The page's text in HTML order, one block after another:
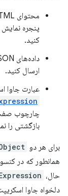
پنجره نمایش
کنید.
داده‌های JSON. یک شیء JSON را به
ارسال کنید.
عبارت جاوا
چارچوب
بازگشتی را
برای هر دو
حال،
دلخواه جاوا